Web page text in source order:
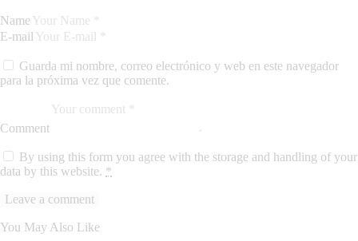
Name
E-mail
Guarda mi nombre, correo electrónico y web en este navegador
para la próxima vez que comente.
Comment
By using this form you agree with the storage and handling of your
data by this website. *
You May Also Like